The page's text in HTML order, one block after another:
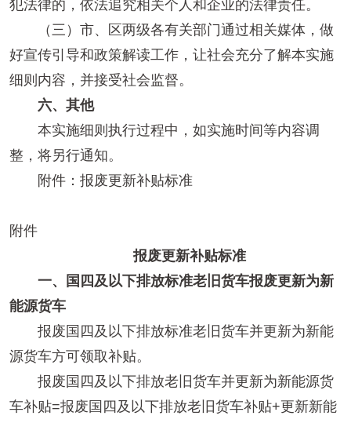
犯法律的，依法追究相关个人和企业的法律责任。
（三）市、区两级各有关部门通过相关媒体，做
好宣传引导和政策解读工作，让社会充分了解本实施
细则内容，并接受社会监督。
六、其他
本实施细则执行过程中，如实施时间等内容调
整，将另行通知。
附件：报废更新补贴标准
附件
报废更新补贴标准
一、国四及以下排放标准老旧货车报废更新为新
能源货车
报废国四及以下排放标准老旧货车并更新为新能
源货车方可领取补贴。
报废国四及以下排放老旧货车并更新为新能源货
车补贴=报废国四及以下排放老旧货车补贴+更新新能